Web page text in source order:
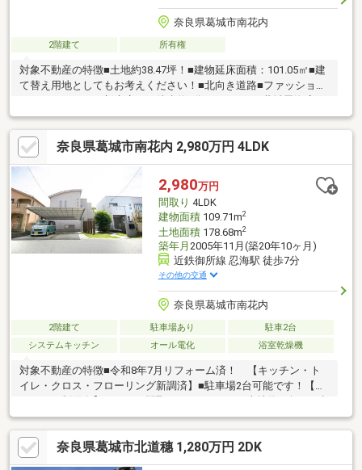
奈良県葛城市南花内
2階建て 所有権
対象不動産の特徴■土地約38.47坪！■建物延床面積：101.05㎡■建
て替え用地としてもお考えください！■北向き道路■ファッション
で徒歩約6分！■セブンイレブン葛城南花内まで徒歩約6分！■ドラ
ックストアコスモス南花内店まで徒歩約7分！■オークワ葛城忍海
店まで徒歩約8分！■ファミリーマート葛城忍海店まで徒歩約8
分！■近鉄御所線「御所」駅まで徒歩約7分！■物件のご内覧や何
かご不明な点等ございましたら、担当：岩切までご連絡お願いい
たします。直通：070-1338-9188、フリーコール：0120-270-272
奈良県葛城市南花内 2,980万円 4LDK
2,980万円
間取り 4LDK
建物面積109.71m2
土地面積178.68m2
築年月 2005年11月(築20年10ヶ月)
近鉄御所線 忍海駅 徒歩7分
その他の交通
奈良県葛城市南花内
2階建て 駐車場あり
駐車2台
システムキッチン
オール電化 浴室乾燥機
対象不動産の特徴■令和8年7月リフォーム済！ 【キッチン・ト
イレ・クロス・フローリング新調済】■駐車場2台可能です！【車
物延床面積：109.71㎡■前面道路6ｍ！■西向き道路■オール電化住
宅！■ファッションセンターしまむら新庄店まで徒歩約5分！■
ラ・ムー葛城忍海店まで徒歩約6分！■セブンイレブン葛城南花内
まで徒歩約6分！■ドラックストアコスモス南花内店まで徒歩約7
奈良県葛城市北道穗 1,280万円 2DK